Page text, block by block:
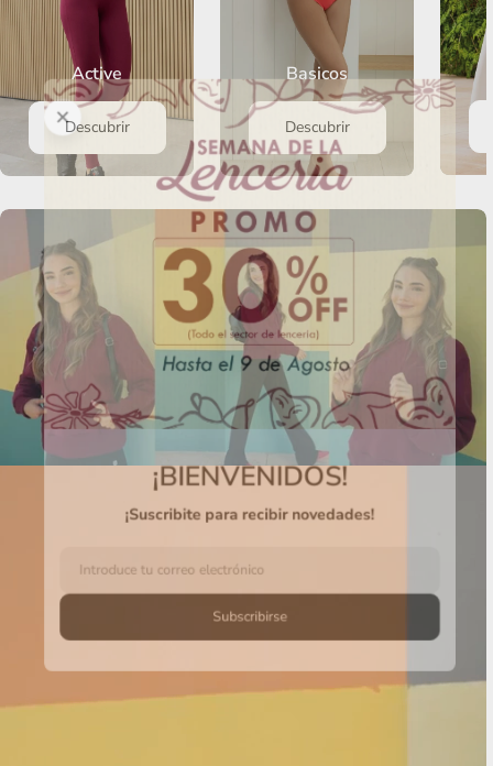
Active
Descubrir
Basicos
Descubrir
¡BIENVENIDOS!
electrónico
Subscribirse